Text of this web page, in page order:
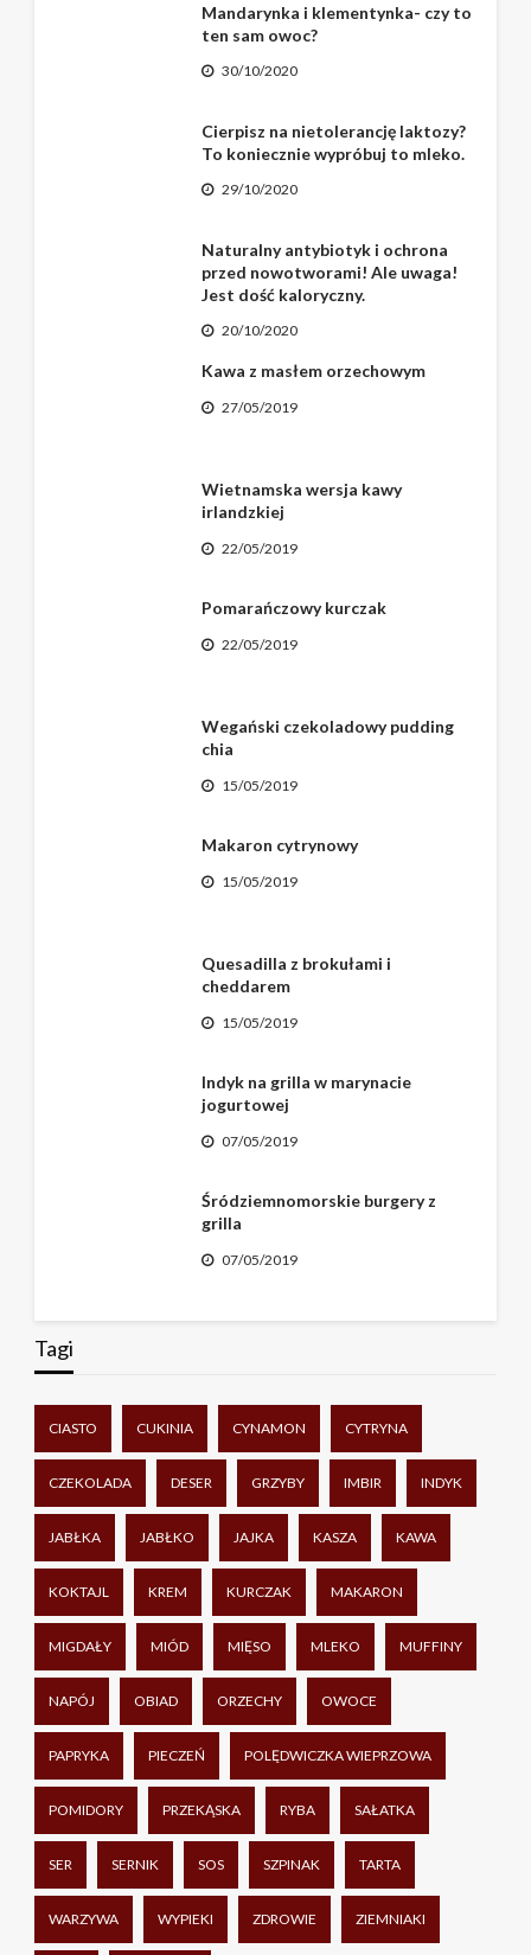
Mandarynka i klementynka- czy to
ten sam owoc?
30/10/2020
Cierpisz na nietolerancję laktozy?
To koniecznie wypróbuj to mleko.
29/10/2020
Naturalny antybiotyk i ochrona
przed nowotworami! Ale uwaga!
Jest dość kaloryczny.
20/10/2020
Kawa z masłem orzechowym
27/05/2019
Wietnamska wersja kawy
irlandzkiej
22/05/2019
Pomarańczowy kurczak
22/05/2019
Wegański czekoladowy pudding
chia
15/05/2019
Makaron cytrynowy
15/05/2019
Quesadilla z brokułami i
cheddarem
15/05/2019
Indyk na grilla w marynacie
jogurtowej
07/05/2019
Śródziemnomorskie burgery z
grilla
07/05/2019
Tagi
CIASTO CUKINIA CYNAMON CYTRYNA
CZEKOLADA DESER GRZYBY IMBIR INDYK
JABŁKA JABŁKO JAJKA KASZA KAWA
KOKTAJL KREM KURCZAK MAKARON
MIGDAŁY MIÓD MIĘSO MLEKO MUFFINY
NAPÓJ OBIAD ORZECHY OWOCE
PAPRYKA PIECZEŃ POLĘDWICZKA WIEPRZOWA
POMIDORY PRZEKĄSKA RYBA SAŁATKA
SER SERNIK SOS SZPINAK TARTA
WARZYWA WYPIEKI ZDROWIE ZIEMNIAKI